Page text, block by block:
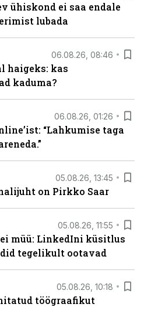
ühiskond ei saa endale
lubada
06.08.26, 08:46
haigeks: kas
kaduma?
06.08.26, 01:26
“Lahkumise taga
05.08.26, 13:45
on Pirkko Saar
05.08.26, 11:55
müü: LinkedIni küsitlus
tegelikult ootavad
05.08.26, 10:18
töögraafikut